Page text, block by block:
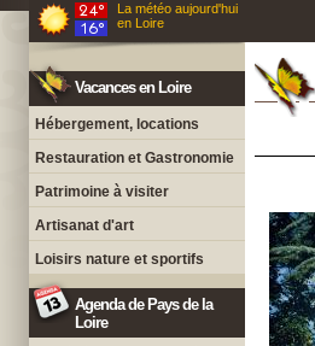
La météo aujourd'hui
en Loire
Vacances en Loire
Hébergement, locations
Restauration et Gastronomie
Patrimoine à visiter
Artisanat d'art
Loisirs nature et sportifs
Agenda de Pays de la
Loire